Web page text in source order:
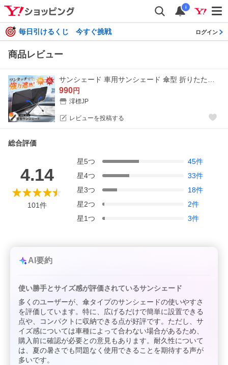
i
毎日引けるくじ 今すぐ挑戦 ログイン
商品レビュー
990円
澪標JP
レビューを投稿する
総合評価
4.14
101件
星5つ 45件
星4つ 33件
星3つ 18件
星2つ 2件
星1つ 3件
AI要約
使い勝手とサイズ感が評価されているサンシェード
多くのユーザーが、傘タイプのサンシェードの使いやすさ
を評価しています。特に、広げるだけで簡単に設置できる
点や、コンパクトに収納できる点が好評です。ただし、サ
イズ感については車種によって合わない場合があるため、
購入前に確認が必要との意見もあります。耐久性について
は、夏の暑さでも問題なく使用できることを期待する声が
多いです。